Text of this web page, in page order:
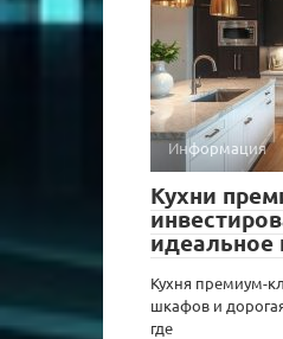
Информация
Кухни
идеальное
Кухня премиум-
шкафов и
где